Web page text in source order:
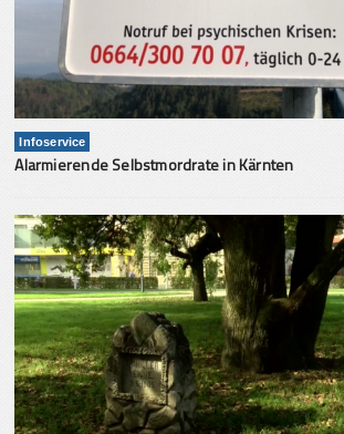
Infoservice
Alarmierende Selbstmordrate in Kärnten